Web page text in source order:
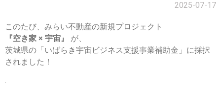
2025-07-17
このたび、みらい不動産の新規プロジェクト
『空き家 × 宇宙』
が、
茨城県の「いばらき宇宙ビジネス支援事業補助金」に採択
されました！
.